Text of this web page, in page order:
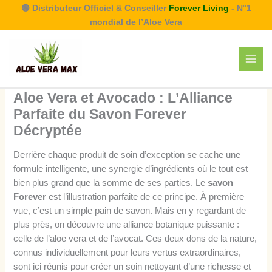
🟢 Distributeur Officiel & Conseiller Forever Living - N°1
mondial de l’Aloe Vera
Aloe Vera et Avocado : L’Alliance
Parfaite du Savon Forever
Décryptée
Derrière chaque produit de soin d’exception se cache une
formule intelligente, une synergie d’ingrédients où le tout est
bien plus grand que la somme de ses parties. Lesavon
Forever est l’illustration parfaite de ce principe. À première
vue, c’est un simple pain de savon. Mais en y regardant de
plus près, on découvre une alliance botanique puissante :
celle de l’aloe vera et de l’avocat. Ces deux dons de la nature,
connus individuellement pour leurs vertus extraordinaires,
sont ici réunis pour créer un soin nettoyant d’une richesse et